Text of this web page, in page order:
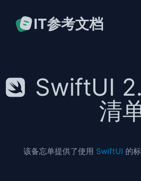
IT参考文档
SwiftUI
清
该备忘单提供了使用 SwiftUI 的